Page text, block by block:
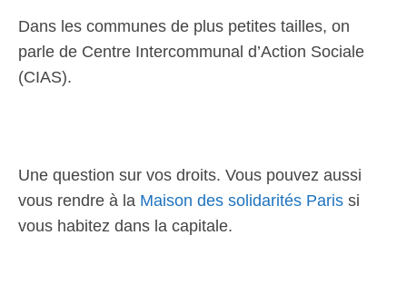
Dans les communes de plus petites tailles, on
parle de Centre Intercommunal d’Action Sociale
(CIAS).
Une question sur vos droits. Vous pouvez aussi
vous rendre à la Maison des solidarités Paris si
vous habitez dans la capitale.